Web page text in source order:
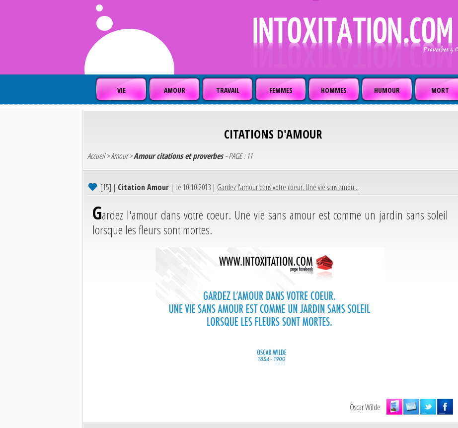
VIE AMOUR TRAVAIL FEMMES HOMMES HUMOUR MORT
CITATIONS D'AMOUR
Accueil>Amour>Amour citations et proverbes- PAGE : 11
[15] | Citation Amour | Le 10-10-2013 | Gardez l'amour dans votre coeur. Une vie sans amou...
Gardez l'amour dans votre coeur. Une vie sans amour est comme un jardin sans soleil
lorsque les fleurs sont mortes.
Oscar Wilde